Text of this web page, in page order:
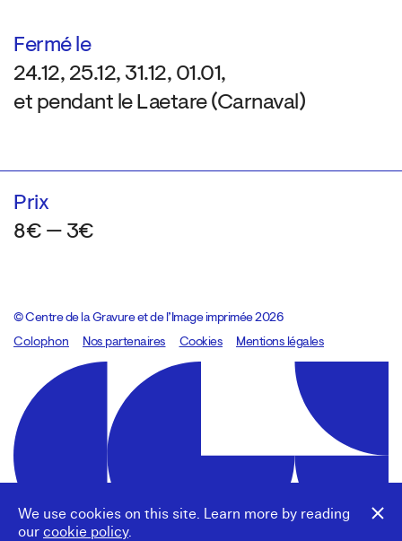
We use cookies on this site. Learn more by reading
our cookie policy.
Fermé le
24.12, 25.12, 31.12, 01.01,
et pendant le Laetare (Carnaval)
Prix
8€ — 3€
© Centre de la Gravure et de l’Image imprimée 2026
Colophon
Design:Marcel Kaczmarek, code:8080.studio
Nos partenaires Cookies Mentions légales